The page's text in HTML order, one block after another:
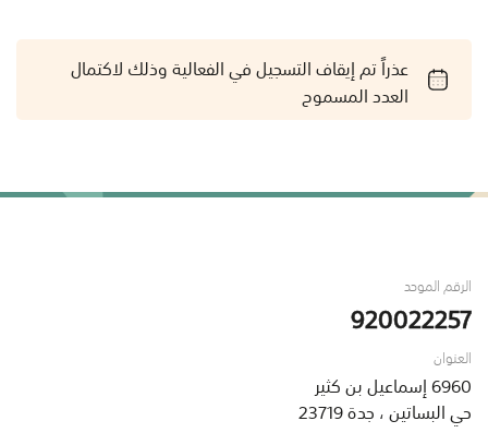
عذراً تم إيقاف التسجيل في الفعالية وذلك لاكتمال
العدد المسموح
الرقم الموحد
920022257
العنوان
6960 إسماعيل بن كثير
حي البساتين ، جدة 23719